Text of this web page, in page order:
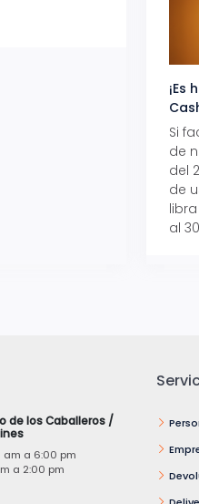
¡Es
Si
de
del
de
al
de los Caballeros /
am a 6:00 pm
a 2:00 pm